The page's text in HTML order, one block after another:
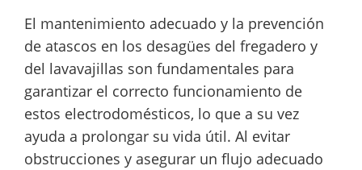
El mantenimiento adecuado y la prevención
de atascos en los desagües del fregadero y
del lavavajillas son fundamentales para
garantizar el correcto funcionamiento de
estos electrodomésticos, lo que a su vez
ayuda a prolongar su vida útil. Al evitar
obstrucciones y asegurar un flujo adecuado